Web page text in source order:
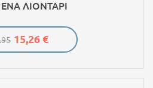
ΛΙΟΝΤΑΡΙ
15,26 €